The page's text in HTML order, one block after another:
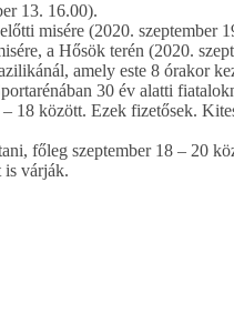
13. 16.00).
misére (2020. szeptember
a Hősök terén (2020.
amely este 8 órakor
30 év alatti
18 között. Ezek fizetősek.
főleg szeptember 18 – 20
is várják.